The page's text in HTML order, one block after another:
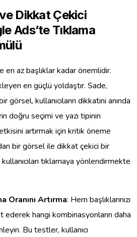
Dikkat Çekici
Ads’te Tıklama
en az başlıklar kadar önemlidir.
en güçlü yoldaştır. Sade,
görsel, kullanıcıların dikkatini anında
doğru seçimi ve yazı tipinin
artırmak için kritik öneme
bir görsel ile dikkat çekici bir
tıklamaya yönlendirmekte
Oranını Artırma: Hem başlıklarınızı
hangi kombinasyonların daha
Bu testler, kullanıcı